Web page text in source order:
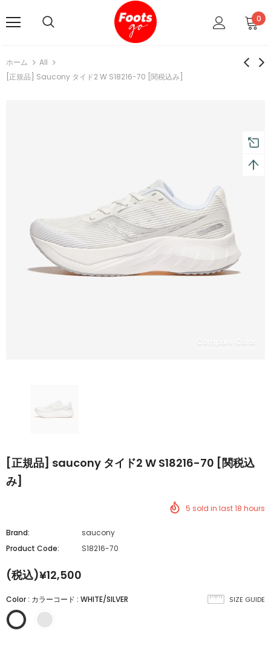
0
ホーム
All
[正規品] Saucony タイド2 W S18216-70 [関税込み]
Compare Color
[正規品] saucony タイド2 W S18216-70 [関税込
み]
5 sold in last18 hours
Brand:
saucony
Product Code:
S18216-70
(税込)¥12,500
SIZE GUIDE
Color: カラーコード : WHITE/SILVER